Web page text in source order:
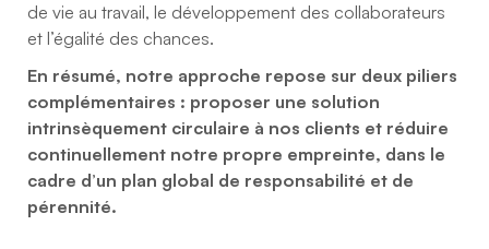
de vie au travail, le développement des collaborateurs
et l’égalité des chances.
En résumé, notre approche repose sur deux piliers
complémentaires : proposer une solution
intrinsèquement circulaire à nos clients et réduire
continuellement notre propre empreinte, dans le
cadre d’un plan global de responsabilité et de
pérennité.